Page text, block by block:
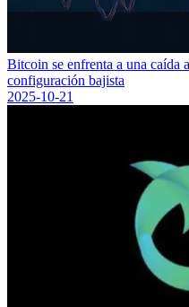
Bitcoin se enfrenta a una caída
configuración bajista
2025-10-21